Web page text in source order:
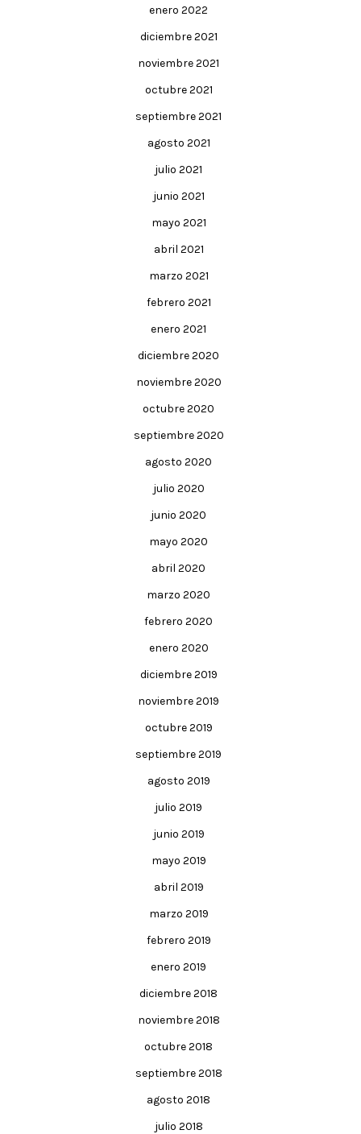
enero 2022
diciembre 2021
noviembre 2021
octubre 2021
septiembre 2021
agosto 2021
julio 2021
junio 2021
mayo 2021
abril 2021
marzo 2021
febrero 2021
enero 2021
diciembre 2020
noviembre 2020
octubre 2020
septiembre 2020
agosto 2020
julio 2020
junio 2020
mayo 2020
abril 2020
marzo 2020
febrero 2020
enero 2020
diciembre 2019
noviembre 2019
octubre 2019
septiembre 2019
agosto 2019
julio 2019
junio 2019
mayo 2019
abril 2019
marzo 2019
febrero 2019
enero 2019
diciembre 2018
noviembre 2018
octubre 2018
septiembre 2018
agosto 2018
julio 2018